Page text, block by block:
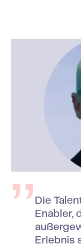
Die
Enabler,
Erlebnis